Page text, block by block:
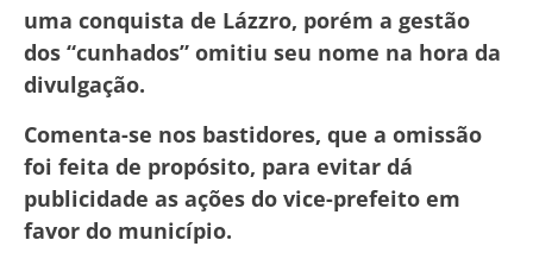
uma conquista de Lázzro, porém a gestão
dos “cunhados” omitiu seu nome na hora da
divulgação.
Comenta-se nos bastidores, que a omissão
foi feita de propósito, para evitar dá
publicidade as ações do vice-prefeito em
favor do município.